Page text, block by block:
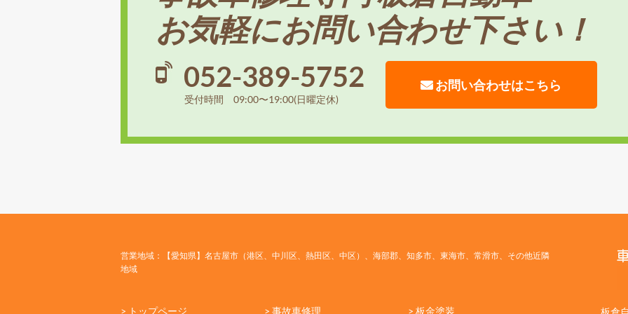
お気軽にお問い合わせ下さい！
052-389-5752
受付時間 09:00〜19:00(日曜定休)
お問い合わせはこちら
営業地域：【愛知県】名古屋市（港区、中川区、熱田区、中区）、海部郡、知多市、東海市、常滑市、その他近隣
地域
> トップページ > 事故車修理 > 板金塗装 板倉